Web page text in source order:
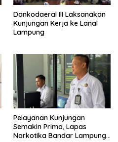
Dankodaeral III Laksanakan
Kunjungan Kerja ke Lanal
Lampung
Pelayanan Kunjungan
Semakin Prima, Lapas
Narkotika Bandar Lampung